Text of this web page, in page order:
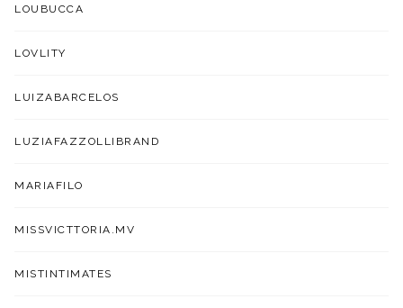
LOUBUCCA
LOVLITY
LUIZABARCELOS
LUZIAFAZZOLLIBRAND
MARIAFILO
MISSVICTTORIA.MV
MISTINTIMATES